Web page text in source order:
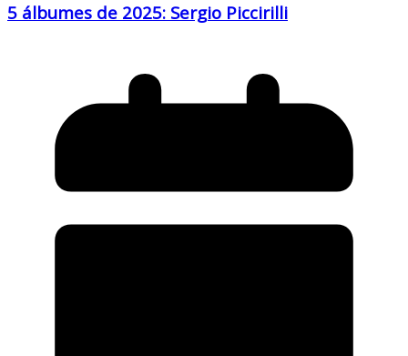
5 álbumes de 2025: Sergio Piccirilli